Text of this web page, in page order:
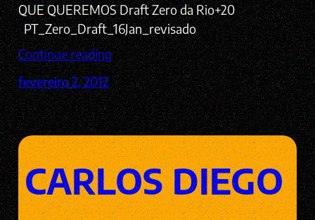
QUE QUEREMOS Draft Zero da Rio+20
PT_Zero_Draft_16Jan_revisado
Continue reading
fevereiro 2, 2012
CARLOS DIEGO